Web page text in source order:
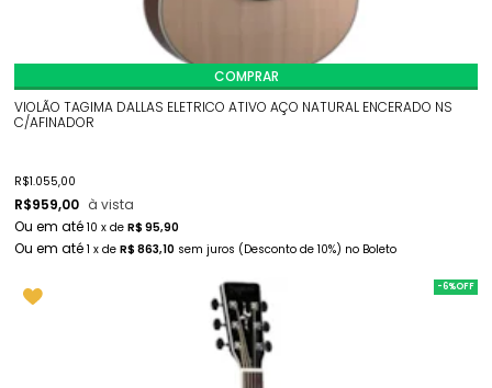
VIOLÃO TAGIMA DALLAS ELETRICO ATIVO AÇO NATURAL ENCERADO NS
C/AFINADOR
R$1.055,00
R$959,00 à vista
10 x de R$ 95,90
1 x de R$ 863,10 sem juros (Desconto de 10%) no Boleto
COMPRAR
-6%